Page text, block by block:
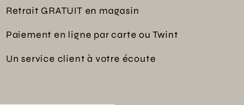
Retrait GRATUIT en magasin
Paiement en ligne par carte ou Twint
Un service client à votre écoute